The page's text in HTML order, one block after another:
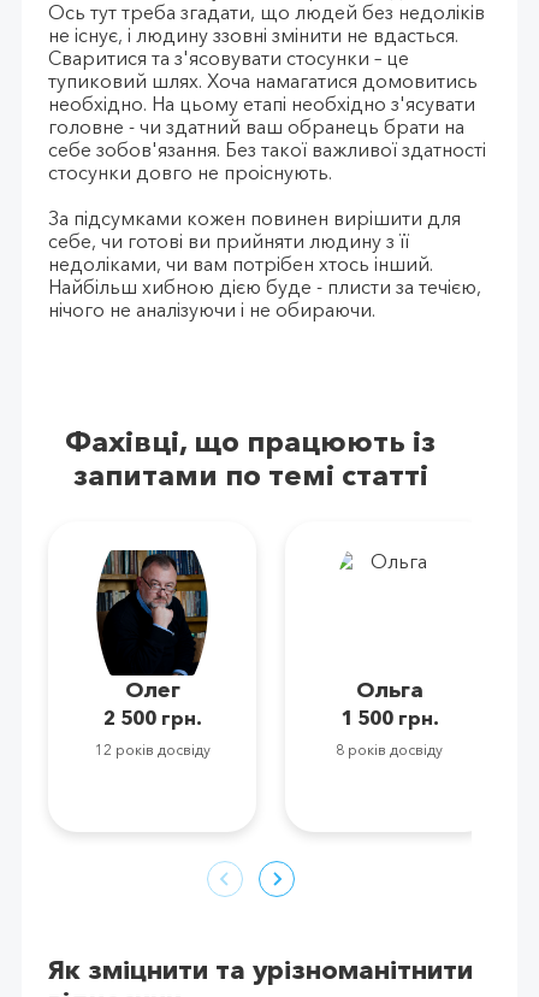
Ось тут треба згадати, що людей без недоліків
не існує, і людину ззовні змінити не вдасться.
Сваритися та з'ясовувати стосунки – це
тупиковий шлях. Хоча намагатися домовитись
необхідно. На цьому етапі необхідно з'ясувати
головне - чи здатний ваш обранець брати на
себе зобов'язання. Без такої важливої ​​здатності
стосунки довго не проіснують.
За підсумками кожен повинен вирішити для
себе, чи готові ви прийняти людину з її
недоліками, чи вам потрібен хтось інший.
Найбільш хибною дією буде - плисти за течією,
нічого не аналізуючи і не обираючи.
Фахівці, що працюють із
запитами по темі статті
Олег
2 500 грн.
12 років досвіду
Ольга
1 500 грн.
8 років досвіду
Як зміцнити та урізноманітнити